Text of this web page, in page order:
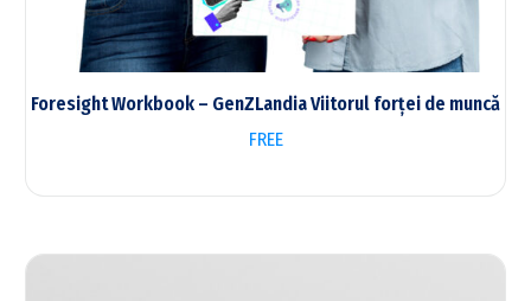
Foresight Workbook – GenZLandia Viitorul forței de muncă
FREE